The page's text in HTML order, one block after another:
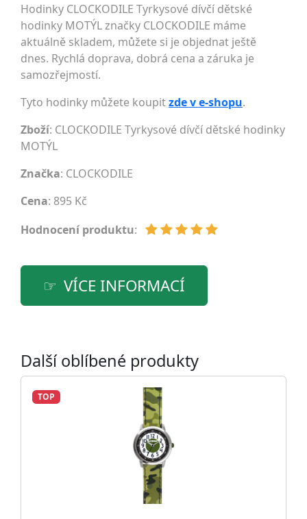
Hodinky CLOCKODILE Tyrkysové dívčí dětské
hodinky MOTÝL značky CLOCKODILE máme
aktuálně skladem, můžete si je objednat ještě
dnes. Rychlá doprava, dobrá cena a záruka je
samozřejmostí.
Tyto hodinky můžete koupitzde v e-shopu.
Zboží: CLOCKODILE Tyrkysové dívčí dětské hodinky
MOTÝL
Značka: CLOCKODILE
Cena: 895 Kč
Hodnocení produktu:
VÍCE INFORMACÍ
Další oblíbené produkty
TOP